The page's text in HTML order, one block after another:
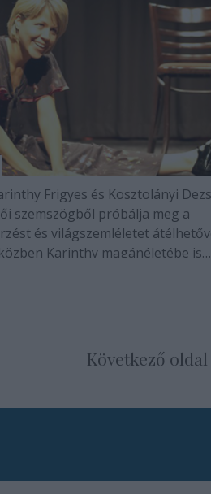
Frigyes és Kosztolányi
szemszögből próbálja meg a
és világszemléletet
Karinthy magánéletébe is
Következő oldal